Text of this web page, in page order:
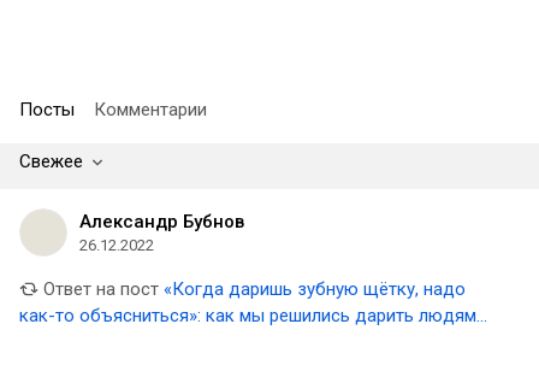
Посты Комментарии
Свежее
Александр Бубнов
26.12.2022
Ответ на пост «Когда даришь зубную щётку, надо
как-то объясниться»: как мы решились дарить людям